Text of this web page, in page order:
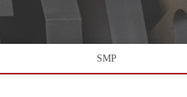
SMP